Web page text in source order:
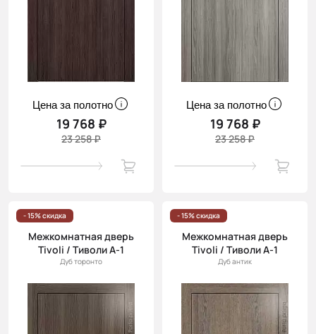
Цена за полотно
19 768 ₽
23 258 ₽
Цена за полотно
19 768 ₽
23 258 ₽
- 15% скидка
Межкомнатная дверь
Tivoli / Тиволи А-1
Дуб торонто
- 15% скидка
Межкомнатная дверь
Tivoli / Тиволи А-1
Дуб антик